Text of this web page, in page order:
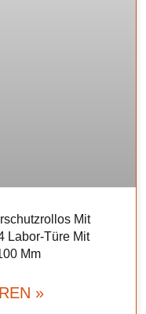
Mit
Labor-Türe Mit
Mm
»